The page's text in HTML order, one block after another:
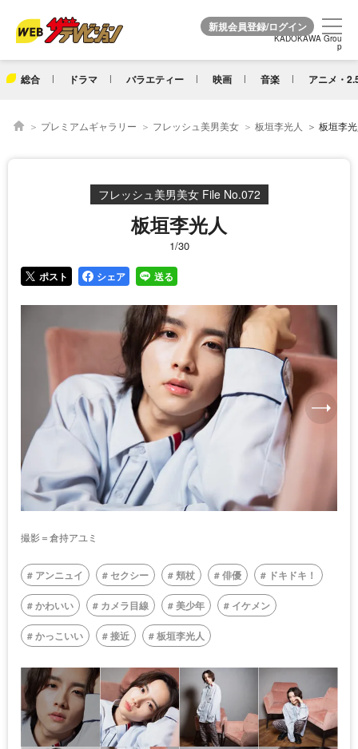
KADOKAWA Grou
p
総合 ドラマ バラエティー 映画 音楽 アニメ・
KADOKAWA Grou
p
プレミアムギャラリー フレッシュ美男美女 板垣李光人 板垣李
フレッシュ美男美女 File No.072
板垣李光人
1/30
ポスト シェア 送る
撮影＝倉持アユミ
アンニュイ セクシー 頬杖 俳優 ドキドキ！
かわいい カメラ目線 美少年 イケメン
かっこいい 接近 板垣李光人